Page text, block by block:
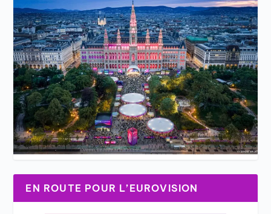
EN ROUTE POUR L’EUROVISION